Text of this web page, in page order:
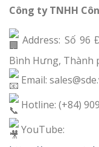
Công ty TNHH
Address: Số 96
Bình Hưng, Thành
Email:
Hotline: (+84)
YouTube: